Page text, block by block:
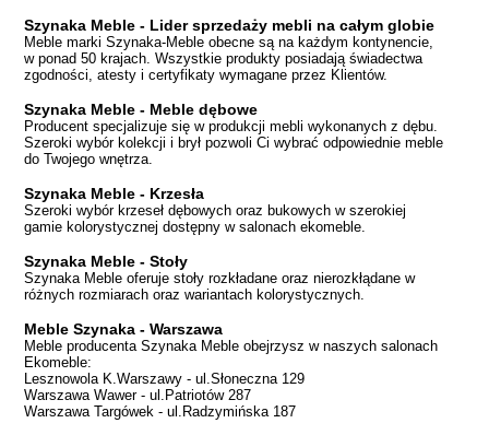
Szynaka Meble - Lider sprzedaży mebli na całym globie
Meble marki Szynaka-Meble obecne są na każdym kontynencie,
w ponad 50 krajach. Wszystkie produkty posiadają świadectwa
zgodności, atesty i certyfikaty wymagane przez Klientów.
Szynaka Meble - Meble dębowe
Producent specjalizuje się w produkcji mebli wykonanych z dębu.
Szeroki wybór kolekcji i brył pozwoli Ci wybrać odpowiednie meble
do Twojego wnętrza.
Szynaka Meble - Krzesła
Szeroki wybór krzeseł dębowych oraz bukowych w szerokiej
gamie kolorystycznej dostępny w salonach ekomeble.
Szynaka Meble - Stoły
Szynaka Meble oferuje stoły rozkładane oraz nierozkłądane w
różnych rozmiarach oraz wariantach kolorystycznych.
Meble Szynaka - Warszawa
Meble producenta Szynaka Meble obejrzysz w naszych salonach
Ekomeble:
Lesznowola K.Warszawy - ul.Słoneczna 129
Warszawa Wawer - ul.Patriotów 287
Warszawa Targówek - ul.Radzymińska 187